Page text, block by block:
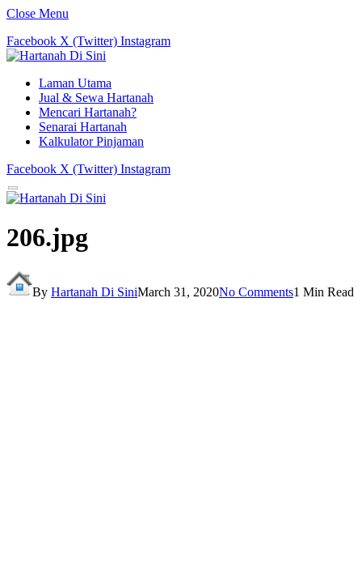
Close Menu
Facebook X (Twitter) Instagram
Laman Utama
Jual & Sewa Hartanah
Mencari Hartanah?
Senarai Hartanah
Kalkulator Pinjaman
Facebook X (Twitter) Instagram
206.jpg
By Hartanah Di SiniMarch 31, 2020No Comments1 Min Read